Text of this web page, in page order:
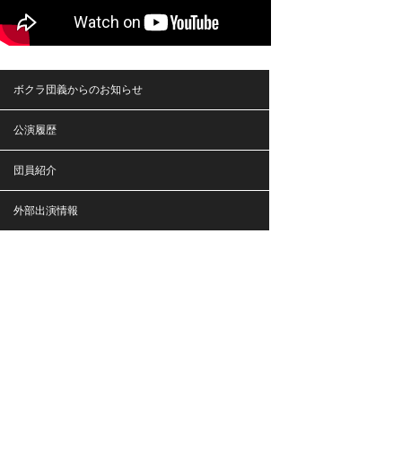
ボクラ団義からのお知らせ
公演履歴
団員紹介
外部出演情報